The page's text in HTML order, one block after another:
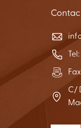
Tel:
C/